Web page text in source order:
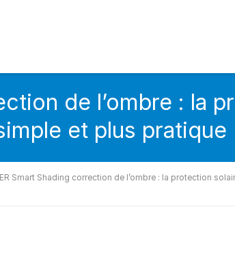
de l’ombre : la
et plus pratique
Smart Shading correction de l’ombre : la protection